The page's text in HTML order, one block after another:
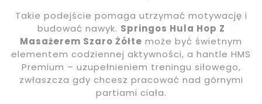
Takie podejście pomaga utrzymać motywację i
budować nawyk. Springos Hula Hop Z
Masażerem Szaro Żółte może być świetnym
elementem codziennej aktywności, a hantle HMS
Premium – uzupełnieniem treningu siłowego,
zwłaszcza gdy chcesz pracować nad górnymi
partiami ciała.